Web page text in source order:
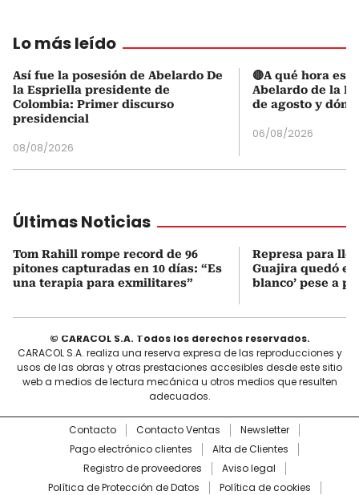
Lo más leído
Así fue la posesión de Abelardo De
la Espriella presidente de
Colombia: Primer discurso
presidencial
08/08/2026
🔴A qué hora es
Abelardo de la
de agosto y
06/08/2026
Últimas Noticias
Tom Rahill rompe record de 96
pitones capturadas en 10 días: “Es
una terapia para exmilitares”
Represa para
Guajira quedó en
blanco’ pese a
© CARACOL S.A. Todos los derechos reservados.
CARACOL S.A. realiza una reserva expresa de las reproducciones y
usos de las obras y otras prestaciones accesibles desde este sitio
web a medios de lectura mecánica u otros medios que resulten
adecuados.
Contacto Contacto Ventas
Newsletter
Pago electrónico clientes
Alta de Clientes
Registro de proveedores
Aviso legal
Política de Protección de Datos
Política de cookies